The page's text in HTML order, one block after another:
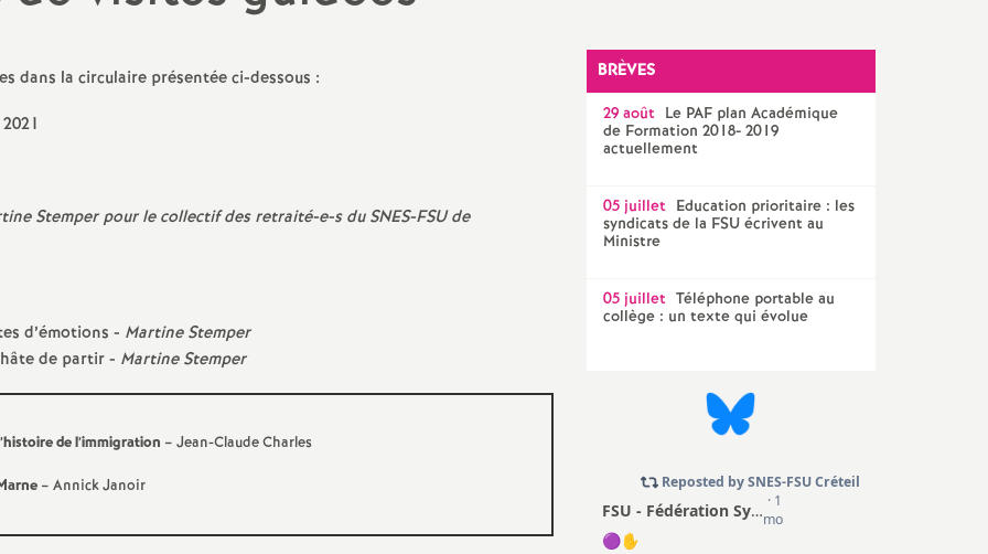
temps
outils pour les militant-e-s
GroupeLGBTQIA +
dans la circulaire présentée ci-dessous :
Stemper pour le collectif des retraité-e-s duSNES-FSUde
d’émotions - Martine Stemper
de partir - Martine Stemper
de l’immigration – Jean-Claude Charles
– Annick Janoir
BRÈVES
29 août Le PAFplan Académique
de Formation 2018- 2019
actuellement
05 juillet Education prioritaire : les
syndicats de la FSUécrivent au
Ministre
05 juillet Téléphone portable au
collège : un texte qui évolue